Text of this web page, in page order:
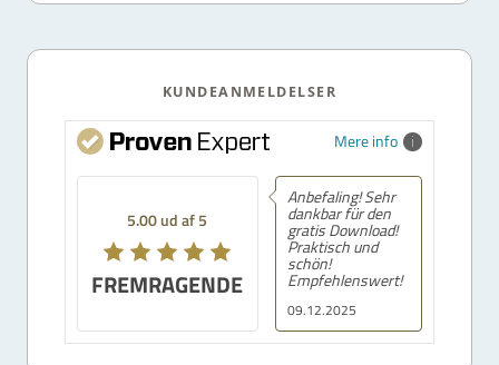
KUNDEANMELDELSER
Mere info
5.00 ud af 5
FREMRAGENDE
09.12.2025
Anbefaling! Sehr
dankbar für den
gratis Download!
Praktisch und
schön!
Empfehlenswert!